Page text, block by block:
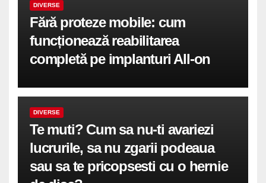
DIVERSE
Fără proteze mobile: cum
funcționează reabilitarea
completă pe implanturi All-on
DIVERSE
Te muti? Cum sa nu-ti avariezi
lucrurile, sa nu zgarii podeaua
sau sa te pricopsesti cu o hernie